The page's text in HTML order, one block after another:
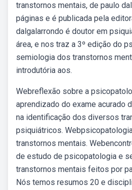
transtornos mentais, de paulo
páginas e é publicada pela
dalgalarrondo é doutor em
área, e nos traz a 3º edição do
semiologia dos transtornos
introdutória aos.
Webreflexão sobre a
aprendizado do exame acurado
na identificação dos diversos
psiquiátricos.
transtornos mentais.
de estudo de psicopatologia e
transtornos mentais feitos por
Nós temos resumos 20 e